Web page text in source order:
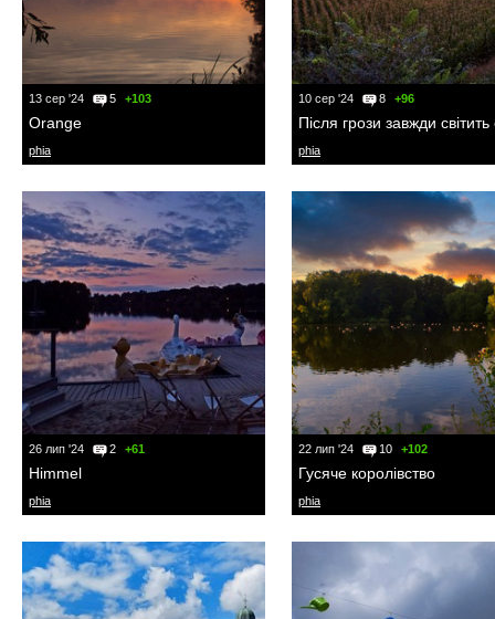
13 сер '24 5 +103
Orange
phia
10 сер '24 8 +96
phia
26 лип '24 2 +61
Himmel
phia
22 лип '24 10 +102
Гусяче королівство
phia